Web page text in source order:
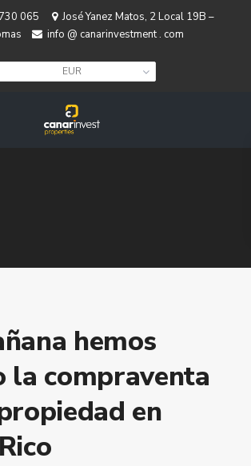
065
José Yanez Matos, 2 Local 19B –
info @ canarinvestment . com
EUR
hemos
la compraventa
en